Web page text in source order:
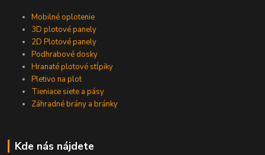
Mobilné oplotenie
3D plotové panely
2D Plotové panely
Podhrabové dosky
Hranaté plotové stĺpiky
Pletivo na plot
Tieniace siete a pásy
Záhradné brány a bránky
Kde nás nájdete